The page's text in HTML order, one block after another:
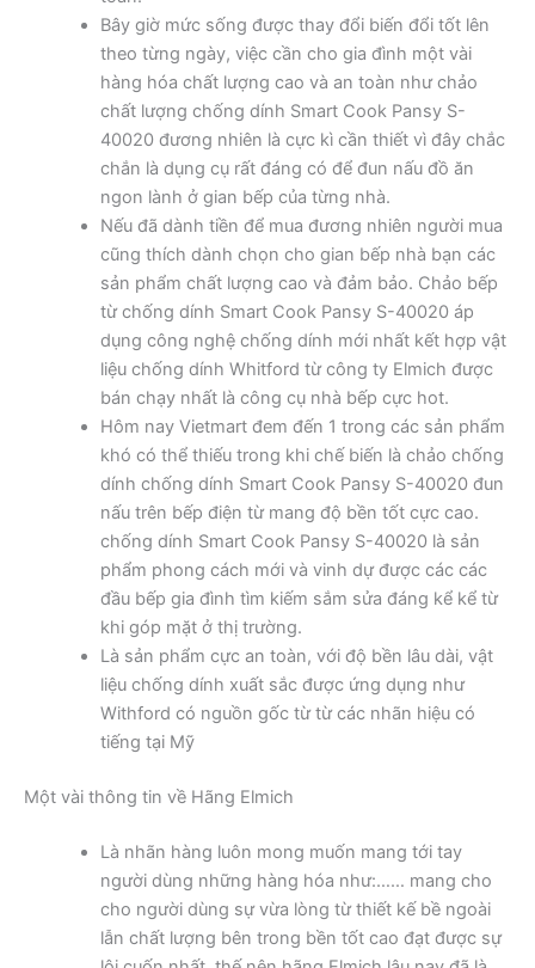
Bây giờ mức sống được thay đổi biến đổi tốt lên
theo từng ngày, việc cần cho gia đình một vài
hàng hóa chất lượng cao và an toàn như chảo
chất lượng chống dính Smart Cook Pansy S-
40020 đương nhiên là cực kì cần thiết vì đây chắc
chắn là dụng cụ rất đáng có để đun nấu đồ ăn
ngon lành ở gian bếp của từng nhà.
Nếu đã dành tiền để mua đương nhiên người mua
cũng thích dành chọn cho gian bếp nhà bạn các
sản phẩm chất lượng cao và đảm bảo. Chảo bếp
từ chống dính Smart Cook Pansy S-40020 áp
dụng công nghệ chống dính mới nhất kết hợp vật
liệu chống dính Whitford từ công ty Elmich được
bán chạy nhất là công cụ nhà bếp cực hot.
Hôm nay Vietmart đem đến 1 trong các sản phẩm
khó có thể thiếu trong khi chế biến là chảo chống
dính chống dính Smart Cook Pansy S-40020 đun
nấu trên bếp điện từ mang độ bền tốt cực cao.
chống dính Smart Cook Pansy S-40020 là sản
phẩm phong cách mới và vinh dự được các các
đầu bếp gia đình tìm kiếm sắm sửa đáng kể kể từ
khi góp mặt ở thị trường.
Là sản phẩm cực an toàn, với độ bền lâu dài, vật
liệu chống dính xuất sắc được ứng dụng như
Withford có nguồn gốc từ từ các nhãn hiệu có
tiếng tại Mỹ
Một vài thông tin về Hãng Elmich
Là nhãn hàng luôn mong muốn mang tới tay
người dùng những hàng hóa như:…… mang cho
cho người dùng sự vừa lòng từ thiết kế bề ngoài
lẫn chất lượng bên trong bền tốt cao đạt được sự